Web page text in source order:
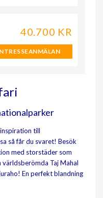
40.700 KR
till
så får du svaret! Besök
med storstäder som
världsberömda Taj Mahal
En perfekt blandning